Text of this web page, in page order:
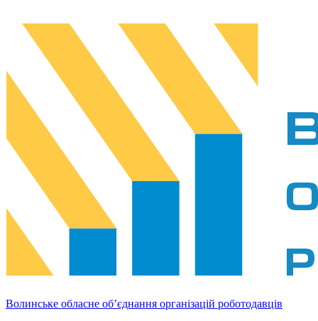
Волинське обласне об’єднання організацій роботодавців